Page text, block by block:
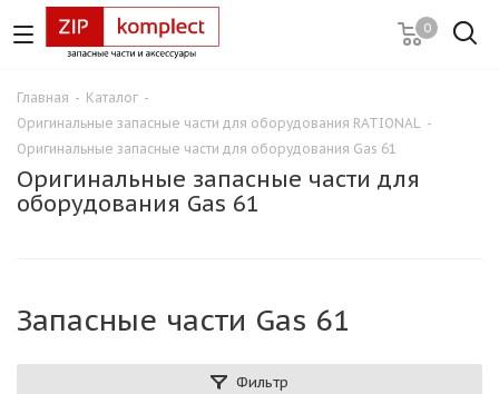
0
Главная - Каталог -
Оригинальные запасные части для оборудования RATIONAL -
Оригинальные запасные части для оборудования Gas 61
Оригинальные запасные части для
оборудования Gas 61
Запасные части Gas 61
Фильтр